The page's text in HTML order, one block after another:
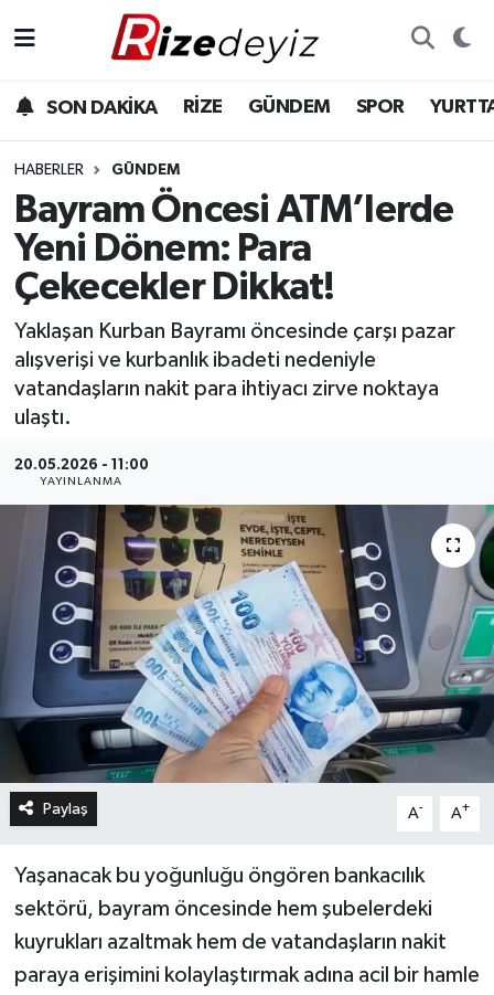
SON DAKİKA RİZE GÜNDEM SPOR
HABERLER GÜNDEM
Bayram Öncesi ATM’lerde
Yeni Dönem: Para
Çekecekler Dikkat!
Yaklaşan Kurban Bayramı öncesinde çarşı pazar
alışverişi ve kurbanlık ibadeti nedeniyle
vatandaşların nakit para ihtiyacı zirve noktaya
ulaştı.
20.05.2026 - 11:00
YAYINLANMA
Paylaş A- A+
Yaşanacak bu yoğunluğu öngören bankacılık
sektörü, bayram öncesinde hem şubelerdeki
kuyrukları azaltmak hem de vatandaşların nakit
paraya erişimini kolaylaştırmak adına acil bir hamle
Gündem
Yurttan Haberler
Ekonomi
Sağlık
Rize Hava Durumu
Rize Trafik Yoğunluk Haritası
Süper Lig Puan Durumu ve Fikstür
Son Dakika Haberleri
Haber Arşivi